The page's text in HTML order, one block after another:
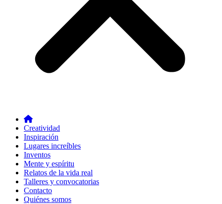
Creatividad
Inspiración
Lugares increíbles
Inventos
Mente y espíritu
Relatos de la vida real
Talleres y convocatorias
Contacto
Quiénes somos